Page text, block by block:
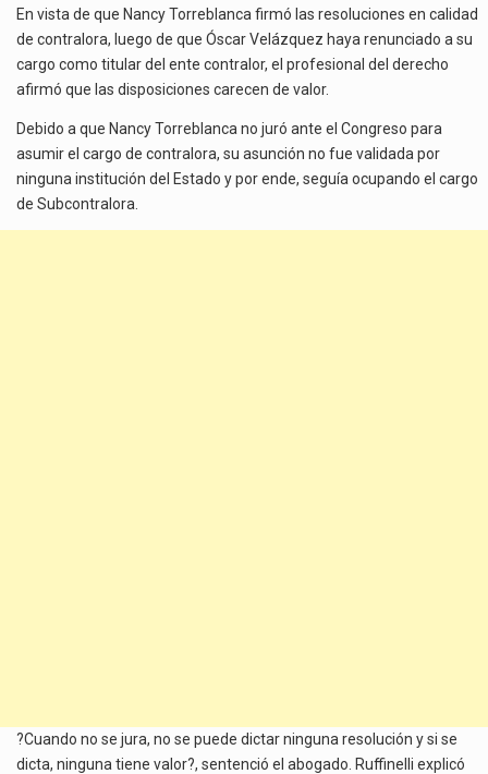
En vista de que Nancy Torreblanca firmó las resoluciones en calidad
de contralora, luego de que Óscar Velázquez haya renunciado a su
cargo como titular del ente contralor, el profesional del derecho
afirmó que las disposiciones carecen de valor.
Debido a que Nancy Torreblanca no juró ante el Congreso para
asumir el cargo de contralora, su asunción no fue validada por
ninguna institución del Estado y por ende, seguía ocupando el cargo
de Subcontralora.
?Cuando no se jura, no se puede dictar ninguna resolución y si se
dicta, ninguna tiene valor?, sentenció el abogado. Ruffinelli explicó